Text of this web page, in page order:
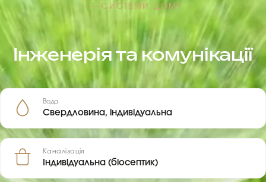
СИСТЕМИ ДОМУ
Інженерія та комунікації
Вода
Свердловина, індивідуальна
Каналізація
Індивідуальна (біосептик)